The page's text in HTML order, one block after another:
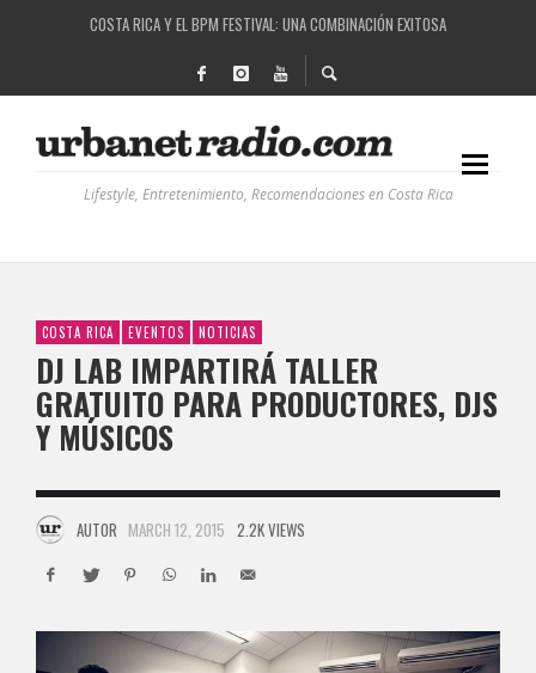
COSTA RICA Y EL BPM FESTIVAL: UNA COMBINACIÓN EXITOSA
RUTAS NATURBANAS: EL PROYECTO QUE ESTÁ TRANSFORMANDO LA CALIDAD DE
LA HISTORIA DETRÁS DE LA MÚSICA ELECTRÓNICA: BBC RADIOPHONIC WORKSHOP
Lifestyle, Entretenimiento, Recomendaciones en Costa Rica
COSTA RICA EVENTOS NOTICIAS
DJ LAB IMPARTIRÁ TALLER
GRATUITO PARA PRODUCTORES, DJS
Y MÚSICOS
AUTOR MARCH 12, 2015 2.2K VIEWS